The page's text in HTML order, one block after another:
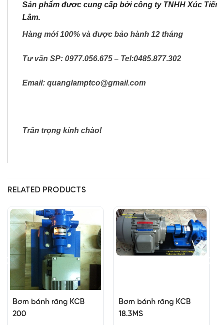
Sản phẩm đươc cung cấp bởi công ty TNHH Xúc
Lâm.
Hàng mới 100% và được bảo hành 12 tháng
Tư vấn SP: 0977.056.675 – Tel:0485.877.302
Email: quanglamptco@gmail.com
Trân trọng kính chào!
RELATED PRODUCTS
Bơm bánh răng KCB
200
Bơm bánh răng KCB
18.3MS